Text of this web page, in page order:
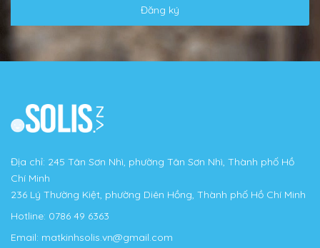
Đăng ký
Địa chỉ: 245 Tân Sơn Nhì, phường Tân Sơn Nhì, Thành phố Hồ
Chí Minh
236 Lý Thường Kiệt, phường Diên Hồng, Thành phố Hồ Chí Minh
Hotline: 0786 49 6363
Email: matkinhsolis.vn@gmail.com